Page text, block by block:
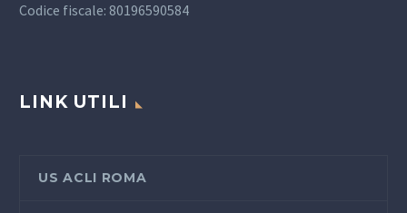
Codice fiscale: 80196590584
LINK UTILI
US ACLI ROMA